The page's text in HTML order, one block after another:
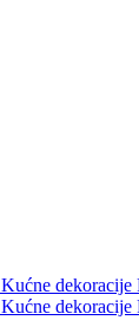
Kućne dekoracije
Kućne dekoracije